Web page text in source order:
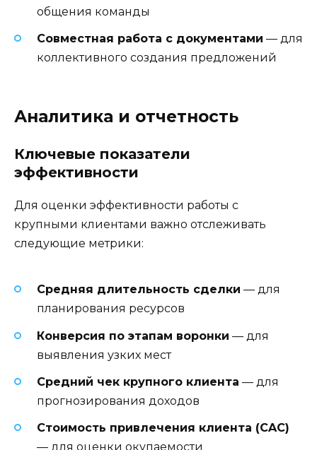
общения команды
Совместная работа с документами — для
коллективного создания предложений
Аналитика и отчетность
Ключевые показатели
эффективности
Для оценки эффективности работы с
крупными клиентами важно отслеживать
следующие метрики:
Средняя длительность сделки — для
планирования ресурсов
Конверсия по этапам воронки — для
выявления узких мест
Средний чек крупного клиента — для
прогнозирования доходов
Стоимость привлечения клиента (CAC)
— для оценки окупаемости